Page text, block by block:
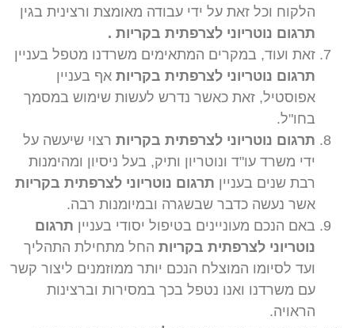
הלקוח וכל זאת על ידי עבודה מאומצת ורצינית בגין
תרגום נוטריוני לצרפתית בקריות .
זאת ועוד, במקרים המתאימים משרדנו מטפל בעניין
תרגום נוטריוני לצרפתית בקריות אף בעניין
אפוסטיל, זאת כאשר נדרש לעשות שימוש במסמך
בחו"ל.
תרגום נוטריוני לצרפתית בקריות רצוי שיעשה על
ידי משרד עו"ד ונוטריון ותיק, בעל ניסיון ומהימנות
רבת שנים בעניין תרגום נוטריוני לצרפתית בקריות
אשר נעשה כדבר שבשגרה ובמיומנות רבה.
באם הנכם מעוניינים בטיפול יסודי בעניין תרגום
נוטריוני לצרפתית בקריות החל מתחילת התהליך
ועד לסיומו המוצלח הנכם יותר ממוזמנים ליצור קשר
עם משרדנו ואנו נטפל בכך במסירות וברצינות
הראויה.